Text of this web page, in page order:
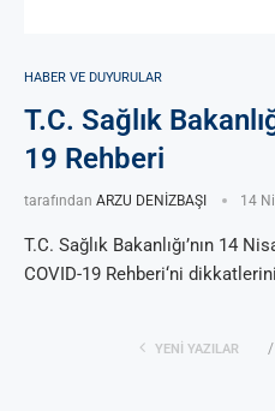
HABER VE DUYURULAR
T.C. Sağlık
19 Rehberi
tarafından ARZU DENİZBAŞI 14
T.C. Sağlık Bakanlığı’nın 14
COVID-19 Rehberi‘ni
YENI YAZILAR